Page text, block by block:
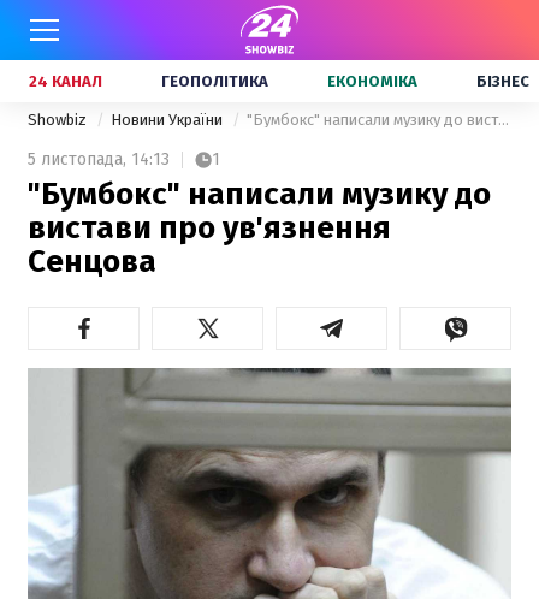
24 КАНАЛ ГЕОПОЛІТИКА ЕКОНОМІКА БІЗНЕС
Showbiz Новини України "Бумбокс" написали музику до вистави про ув'язнення Сенцова
5 листопада, 14:13 1
"Бумбокс" написали музику до
вистави про ув'язнення
Сенцова